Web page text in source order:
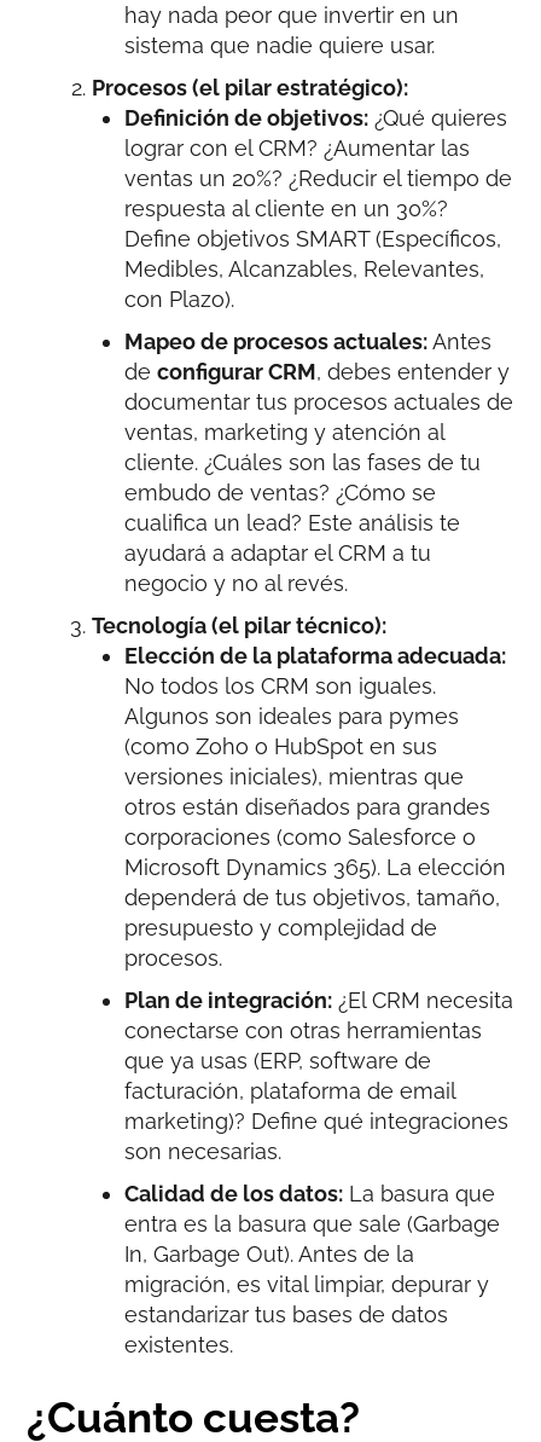
hay nada peor que invertir en un
sistema que nadie quiere usar.
Procesos (el pilar estratégico):
Definición de objetivos: ¿Qué quieres
lograr con el CRM? ¿Aumentar las
ventas un 20%? ¿Reducir el tiempo de
respuesta al cliente en un 30%?
Define objetivos SMART (Específicos,
Medibles, Alcanzables, Relevantes,
con Plazo).
Mapeo de procesos actuales:Antes
deconfigurar CRM, debes entender y
documentar tus procesos actuales de
ventas, marketing y atención al
cliente. ¿Cuáles son las fases de tu
embudo de ventas? ¿Cómo se
cualifica un lead? Este análisis te
ayudará a adaptar el CRM a tu
negocio y no al revés.
Tecnología (el pilar técnico):
Elección de la plataforma adecuada:
No todos los CRM son iguales.
Algunos son ideales para pymes
(como Zoho o HubSpot en sus
versiones iniciales), mientras que
otros están diseñados para grandes
corporaciones (como Salesforce o
Microsoft Dynamics 365). La elección
dependerá de tus objetivos, tamaño,
presupuesto y complejidad de
procesos.
Plan de integración: ¿El CRM necesita
conectarse con otras herramientas
que ya usas (ERP, software de
facturación, plataforma de email
marketing)? Define qué integraciones
son necesarias.
Calidad de los datos: La basura que
entra es la basura que sale (Garbage
In, Garbage Out). Antes de la
migración, es vital limpiar, depurar y
estandarizar tus bases de datos
existentes.
¿Cuánto cuesta?